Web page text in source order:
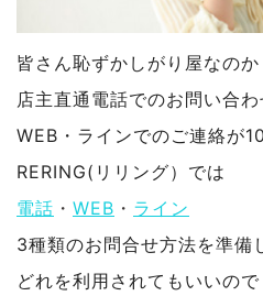
皆さん恥ずかしがり屋なのか
店主直通電話でのお問い合わ
WEB・ラインでのご連絡が
RERING(リリング）では
電話 ・ WEB ・ ライン
3種類のお問合せ方法を準備
どれを利用されてもいいので